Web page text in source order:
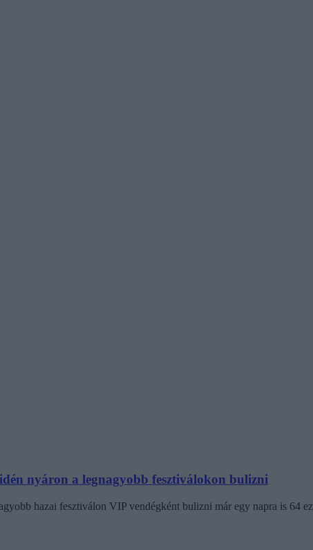
nyáron a legnagyobb fesztiválokon bulizni
hazai fesztiválon VIP vendégként bulizni már egy napra is 64